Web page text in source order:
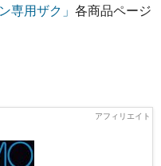
専用ザク」 各商品ページ